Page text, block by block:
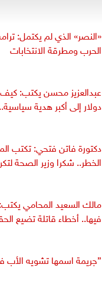
«النصر» الذي لم يكتمل:
الحرب ومطرقة الانتخابات
دولار إلى أكبر هدية
دكتورة فاتن فتحي: تكتب
الخطر.. شكرا وزير الصحة
مالك السعيد المحامي
فيها.. أخطاء قاتلة تضيع
”جريمة اسمها تشويه الأب